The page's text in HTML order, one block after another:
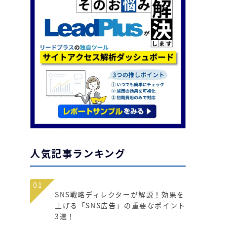
人気記事ランキング
01
SNS戦略ディレクターが解説！効果を
上げる「SNS広告」の重要なポイント
3選！